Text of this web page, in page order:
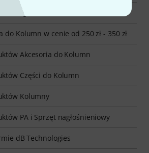
Akcesoria do Kolumn
do Kolumn w cenie od 250 zł - 350 zł
Akcesoria do Kolumn
Części do Kolumn
Kolumny
PA i Sprzęt nagłośnieniowy
dB Technologies